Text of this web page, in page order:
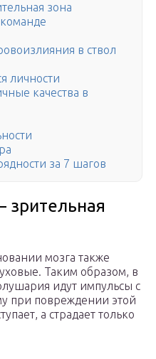
зона
команде
в ствол
личности
качества в
за 7 шагов
зрительная
мозга также
Таким образом, в
идут импульсы с
при повреждении этой
а страдает только